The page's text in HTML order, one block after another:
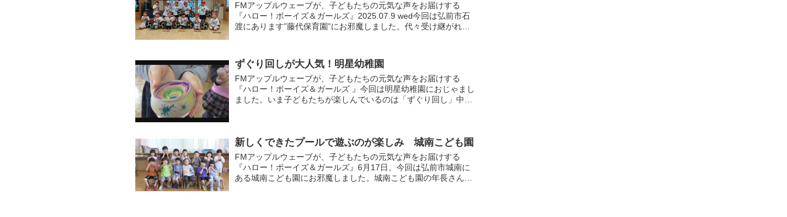
FMアップルウェーブが、子どもたちの元気な声をお届けする
『ハロー！ボーイズ＆ガールズ』2025.07.9 wed今回は弘前市石
渡にあります”藤代保育園”にお邪魔しました。代々受け継がれて
ずぐり回しが大人気！明星幼稚園
FMアップルウェーブが、子どもたちの元気な声をお届けする
『ハロー！ボーイズ＆ガールズ 』今回は明星幼稚園におじゃまし
ました。いま子どもたちが楽しんでいるのは「ずぐり回し」中継
新しくできたプールで遊ぶのが楽しみ 城南こども園
FMアップルウェーブが、子どもたちの元気な声をお届けする
『ハロー！ボーイズ＆ガールズ』6月17日、今回は弘前市城南に
ある城南こども園にお邪魔しました。城南こども園の年長さん、